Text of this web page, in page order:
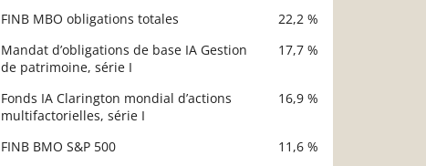
FINB MBO obligations totales
22,2 %
Mandat d’obligations de base IA Gestion
de patrimoine, série I
17,7 %
Fonds IA Clarington mondial d’actions
multifactorielles, série I
16,9 %
FINB BMO S&P 500
11,6 %